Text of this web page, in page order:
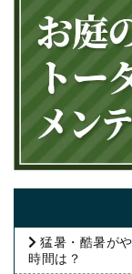
猛暑・酷暑が
時間は？